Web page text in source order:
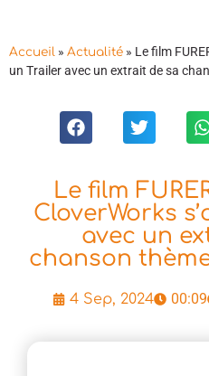
Accueil » Actualité » Le film
un Trailer avec un extrait de sa
Le film
CloverWorks
avec un
chanson
4 Sep, 2024 00:09